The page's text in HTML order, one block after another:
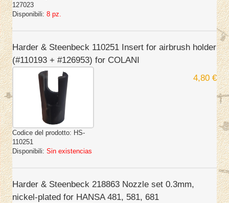
127023
Disponibili: 8 pz.
Harder & Steenbeck 110251 Insert for airbrush holder
(#110193 + #126953) for COLANI
Codice del prodotto: HS-
110251
Disponibili: Sin existencias
4,80 €
Harder & Steenbeck 218863 Nozzle set 0.3mm,
nickel-plated for HANSA 481, 581, 681